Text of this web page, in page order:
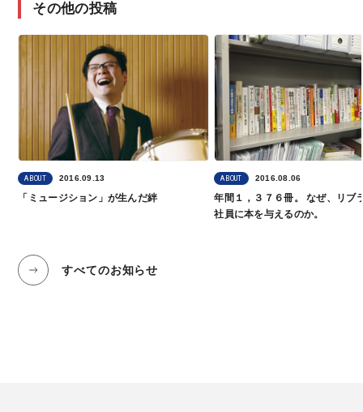
その他の投稿
ABOUT 2016.09.13
「ミュージション」が生んだ絆
ABOUT 2016.08.06
年間１，３７６冊。 なぜ、リブ
社員に本を与えるのか。
すべてのお知らせ